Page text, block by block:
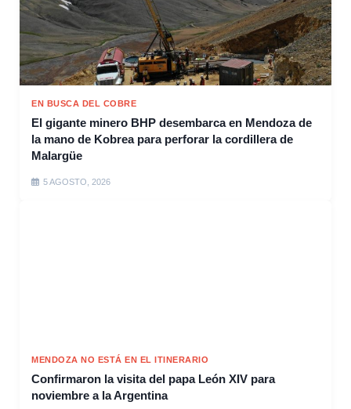
EN BUSCA DEL COBRE
El gigante minero BHP desembarca en Mendoza de
la mano de Kobrea para perforar la cordillera de
Malargüe
5 AGOSTO, 2026
MENDOZA NO ESTÁ EN EL ITINERARIO
Confirmaron la visita del papa León XIV para
noviembre a la Argentina